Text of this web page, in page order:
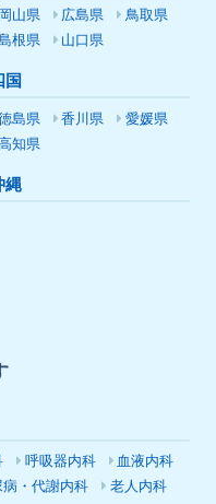
岡山県 広島県
鳥取県
根県
山口県
国
島県 香川県
愛媛県
高知県
縄
呼吸器内科
血液内科
病・代謝内科
老人内科